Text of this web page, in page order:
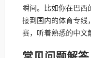
瞬间。比如你在巴西
接到国内的体育专线
赛，听着熟悉的中文